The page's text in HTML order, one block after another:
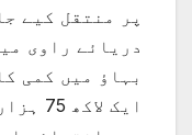
پر منتقل کیے
دریائے راوی
بہاؤ میں کمی
ایک